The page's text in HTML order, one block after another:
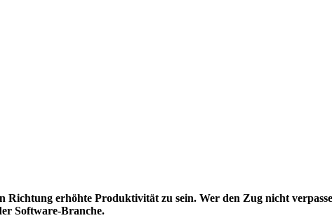
erhöhte Produktivität zu sein. Wer den Zug nicht
Software-Branche.